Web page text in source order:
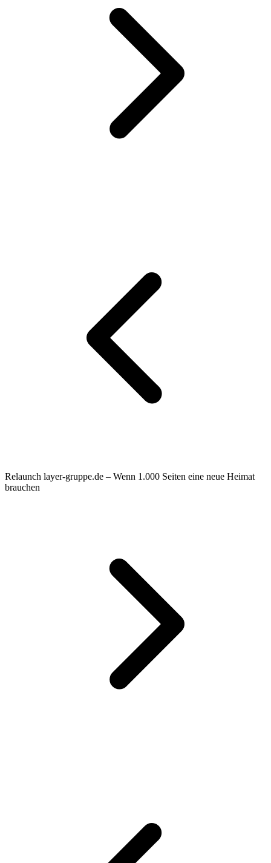
Relaunch layer-gruppe.de – Wenn 1.000 Seiten eine neue Heimat
brauchen